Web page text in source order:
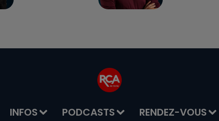
INFOS PODCASTS RENDEZ-VOUS